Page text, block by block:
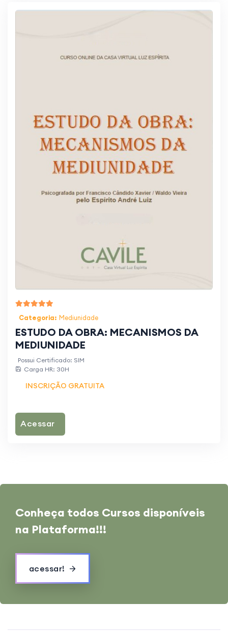
Categoria: Mediunidade
ESTUDO DA OBRA: MECANISMOS DA
MEDIUNIDADE
Possui Certificado: SIM
Carga HR: 30H
INSCRIÇÃO GRATUITA
Acessar
Conheça todos Cursos disponíveis
na Plataforma!!!
acessar!